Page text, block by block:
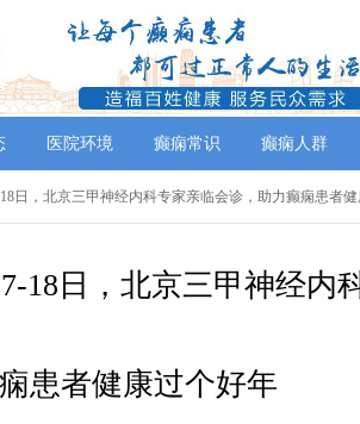
医院环境 癫痫常识 癫痫人群
日，北京三甲神经内科专家亲临会诊，助力癫痫患者
18日，北京三甲神经内
患者健康过个好年